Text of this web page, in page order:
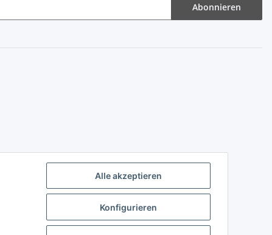
Alle akzeptieren
Konfigurieren
Abonnieren